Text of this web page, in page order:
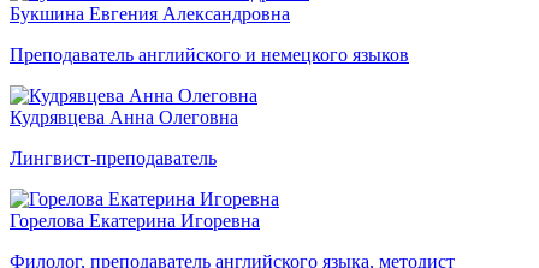
Букшина Евгения Александровна
Преподаватель английского и немецкого языков
Кудрявцева Анна Олеговна
Лингвист-преподаватель
Горелова Екатерина Игоревна
Филолог, преподаватель английского языка, методист